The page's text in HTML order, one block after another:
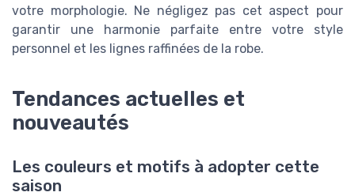
votre morphologie. Ne négligez pas cet aspect pour
garantir une harmonie parfaite entre votre style
personnel et les lignes raffinées de la robe.
Tendances actuelles et
nouveautés
Les couleurs et motifs à adopter cette
saison